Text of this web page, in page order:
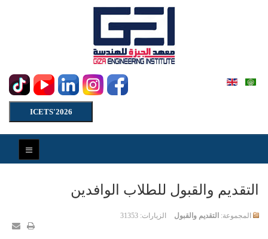
ICETS'2026
التقديم والقبول للطلاب الوافدين
المجموعة: التقديم والقبول الزيارات: 31353